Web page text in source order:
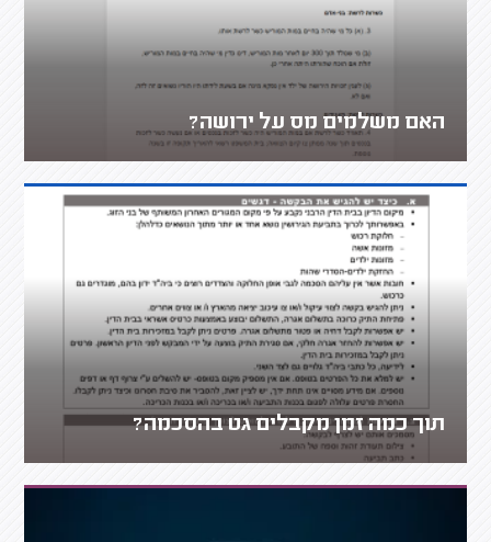
האם משלמים מס על ירושה?
תוך כמה זמן מקבלים גט בהסכמה?